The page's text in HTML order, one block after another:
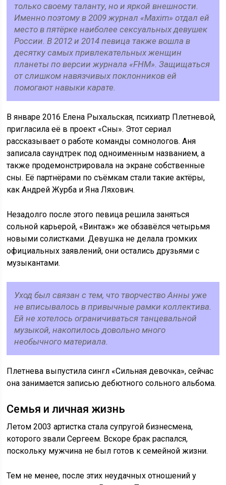
только своему таланту, но и яркой внешности.
Именно поэтому в 2009 журнал «Maxim» отдал ей
место в пятёрке наиболее сексуальных девушек
России. В 2012 и 2014 певица также вошла в
десятку самых привлекательных женщин
планеты по версии журнала «FHM». Защищаться
от слишком навязчивых поклонников ей
помогают навыки карате.
В январе 2016 Елена Рыхальская, психиатр Плетневой,
пригласила её в проект «Сны». Этот сериал
рассказывает о работе команды сомнологов. Аня
записала саундтрек под одноименным названием, а
также продемонстрировала на экране собственные
сны. Её партнёрами по съёмкам стали такие актёры,
как Андрей Журба и Яна Ляхович.
Незадолго после этого певица решила заняться
сольной карьерой, «Винтаж» же обзавёлся четырьмя
новыми солистками. Девушка не делала громких
официальных заявлений, они остались друзьями с
музыкантами.
Уход был связан с тем, что творчество Анны уже
не вписывалось в привычные рамки коллектива.
Ей не хотелось ограничиваться танцевальной
музыкой, накопилось довольно много
необычного материала.
Плетнева выпустила сингл «Сильная девочка», сейчас
она занимается записью дебютного сольного альбома.
Семья и личная жизнь
Летом 2003 артистка стала супругой бизнесмена,
которого звали Сергеем. Вскоре брак распался,
поскольку мужчина не был готов к семейной жизни.
Тем не менее, после этих неудачных отношений у